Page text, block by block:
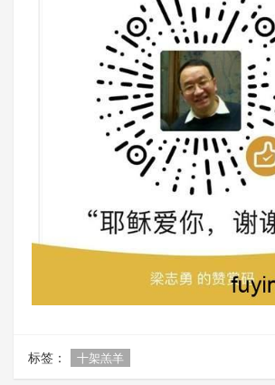
标签： 十架羔羊